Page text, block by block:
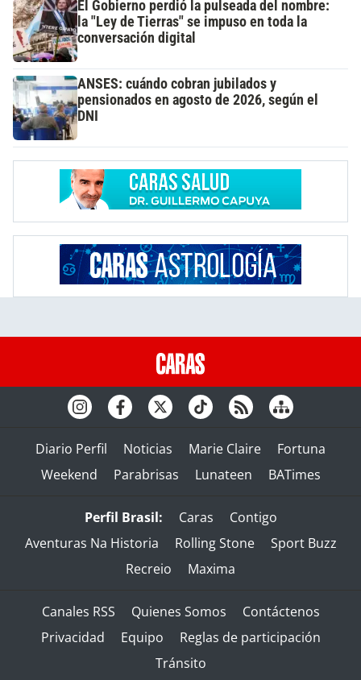
El Gobierno perdió la pulseada del nombre:
la "Ley de Tierras" se impuso en toda la
conversación digital
ANSES: cuándo cobran jubilados y
pensionados en agosto de 2026, según el
DNI
Diario Perfil Noticias Marie Claire
Fortuna
Weekend
Parabrisas Lunateen BATimes
Perfil Brasil: Caras
Contigo
Aventuras Na Historia
Rolling Stone
Sport Buzz
Recreio
Maxima
Canales RSS Quienes Somos
Contáctenos
Privacidad
Equipo
Reglas de participación
Tránsito